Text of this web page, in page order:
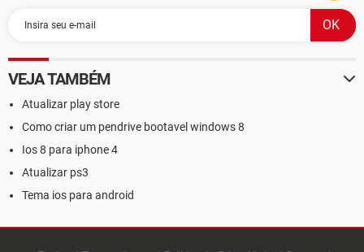
VEJA TAMBÉM
Atualizar play store
Como criar um pendrive bootavel windows 8
Ios 8 para iphone 4
Atualizar ps3
Tema ios para android